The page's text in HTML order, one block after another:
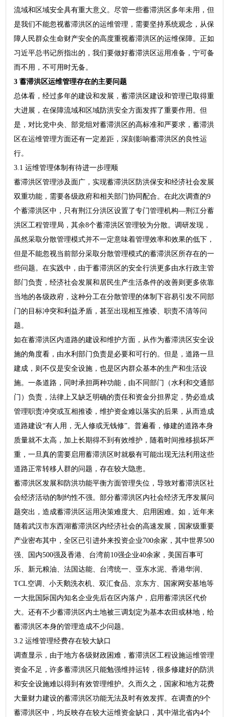
流域和区域安全具有重大意义。尽管一些蓄滞洪区多年未用，但
是我们不能忽视蓄滞洪区的运维管理，需要坚持系统观念，从保
障人民群众生命财产安全的高度重视蓄滞洪区的运维保障。正如
习近平总书记所指出的，我们要做好蓄滞洪区运用准备，宁可备
而不用，不可用时无备。
3 蓄滞洪区运维管理存在的主要问题
总体看，经过多年的建设和发展，蓄滞洪区建设和管理已取得重
大进展，在保障流域和区域防洪安全方面发挥了重要作用。但
是，对比党中央、部党组对蓄滞洪区的高标准和严要求，蓄滞洪
区在运维管理方面还有一定差距，深刻影响蓄滞洪区的良性运
行。
3.1 运维管理体制有待进一步理顺
蓄滞洪区管理涉及面广，实现蓄滞洪区防洪保安和经济社会发展
双重功能，需要各级政府和相关部门协同配合。在此次调查的9
个蓄滞洪区中，只有荆江分洪区设置了专门管理机构—荆江分蓄
洪区工程管理局，其余8个蓄滞洪区管理较为分散。调研发现，
虽然采取分散管理模式并不一定意味着管理效率和效果的低下，
但是不能忽视当前部分采取分散管理模式的蓄滞洪区所存在的一
些问题。在实践中，由于蓄滞洪区的安全行洪更多由水行政主管
部门负责，经济社会发展和居民生产生活条件的改善则更多依靠
当地的各级政府，这种分工在分散管理的体制下容易引发不同部
门的目标冲突和利益矛盾，甚至出现相互推诿、职责不清等问
题。
如在蓄滞洪区内道路的建设和维护方面，从作为蓄滞洪区安全设
施的角度看，由水利部门负责是必要和可行的。但是，道路一旦
建成，则不仅是安全设施，也是区内群众基本的生产和生活设
施。一条道路，同时承担两种功能，由不同部门（水利和交通部
门）负责，法律上又缺乏明确的责任和资金分担界定，势必造成
管理职责冲突或互相推诿，维护资金难以落实的后果，从而造成
道路建设“有人用，无人修或无钱修”。普遍看，修建的道路本身
质量就不太高，加上长期得不到有效维护，随着时间推移损坏严
重，一旦真的需要启用蓄滞洪区时就极有可能出现无法利用这些
道路正常转移人群的问题，存在较大隐患。
蓄滞洪区发展和防洪功能平衡方面管理失位，导致对蓄滞洪区社
会经济活动的制约性不强。部分蓄滞洪区内社会经济无序发展问
题突出，造成蓄滞洪区运用决策难度大、启用困难。如，近年来
随着武汉市东西湖蓄滞洪区内经济社会的高速发展，国家级重要
产业密布其中，全区已引进外来投资企业700余家，其中世界500
强、国内500强及香港、台湾前10强企业40余家，美国百事可
乐、新元粮油、法国达能、台湾统一、亚东水泥、香港华润、
TCL空调、小天鹅洗衣机、双汇食品、京东方、国家网安基地等
一大批国际国内知名企业先后在区内落户，启用蓄滞洪区代价
大。还有不少蓄滞洪区内土地被三调划定为基本农田或林地，给
蓄滞洪区本身的管理造成不少问题。
3.2 运维管理经费存在较大缺口
调查显示，由于地方各级财政困难，蓄滞洪区工程设施运维管理
资金不足，许多蓄滞洪区只能勉强维持运转，很多修建好的防洪
和安全设施难以得到有效管理维护。久而久之，国家和地方花费
大量财力建设的蓄滞洪区功能无法及时有效发挥。在调查的9个
蓄滞洪区中，均反映存在较大运维资金缺口，其中湖北省内4个